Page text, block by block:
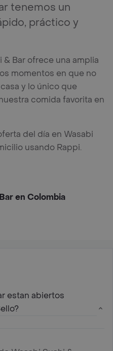
tenemos un
práctico y
& Bar ofrece una amplia
momentos en que no
y lo único que
comida favorita en
del día en Wasabi
usando Rappi.
en Colombia
estan abiertos